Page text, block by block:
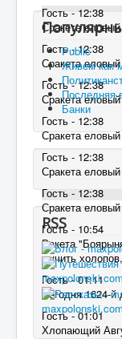
Гость - 12:38
Сракета
Гость - 12:38
Сракета
Гость - 12:38
Сракета
Гость - 12:38
Сракета
Гость - 12:38
Сракета
Гость - 12:38
Сракета
Гость - 10:54
Ракета
мучить
Гость - 01:11
Сегодня 1624-
Гость - 01:01
Хлопающий
Public
Живем как
Последняя
Банки
RSS
maxpolonski.com
maxpolonski.com